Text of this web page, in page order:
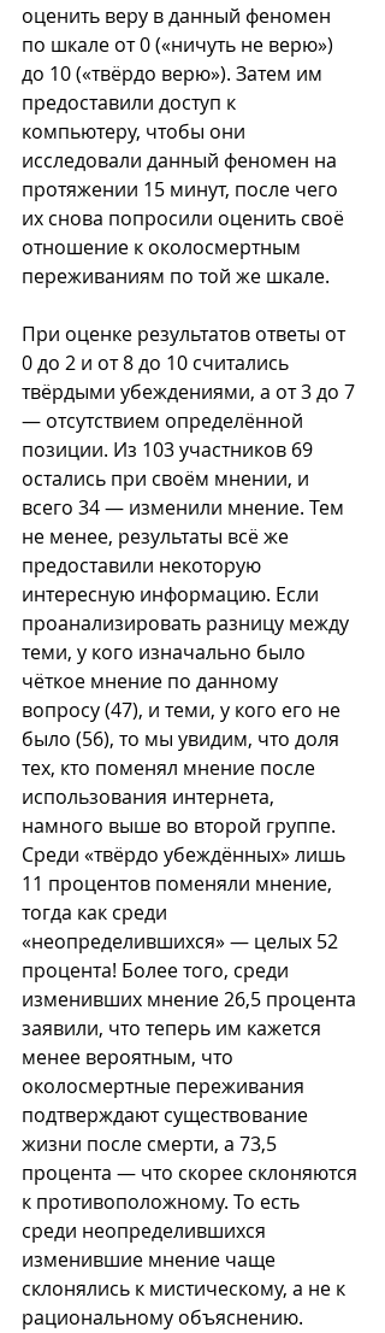
оценить веру в данный феномен
по шкале от 0 («ничуть не верю»)
до 10 («твёрдо верю»). Затем им
предоставили доступ к
компьютеру, чтобы они
исследовали данный феномен на
протяжении 15 минут, после чего
их снова попросили оценить своё
отношение к околосмертным
переживаниям по той же шкале.
При оценке результатов ответы от
0 до 2 и от 8 до 10 считались
твёрдыми убеждениями, а от 3 до 7
— отсутствием определённой
позиции. Из 103 участников 69
остались при своём мнении, и
всего 34 — изменили мнение. Тем
не менее, результаты всё же
предоставили некоторую
интересную информацию. Если
проанализировать разницу между
теми, у кого изначально было
чёткое мнение по данному
вопросу (47), и теми, у кого его не
было (56), то мы увидим, что доля
тех, кто поменял мнение после
использования интернета,
намного выше во второй группе.
Среди «твёрдо убеждённых» лишь
11 процентов поменяли мнение,
тогда как среди
«неопределившихся» — целых 52
процента! Более того, среди
изменивших мнение 26,5 процента
заявили, что теперь им кажется
менее вероятным, что
околосмертные переживания
подтверждают существование
жизни после смерти, а 73,5
процента — что скорее склоняются
к противоположному. То есть
среди неопределившихся
изменившие мнение чаще
склонялись к мистическому, а не к
рациональному объяснению.